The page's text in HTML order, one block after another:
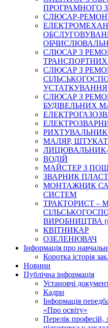
ПРОГРАМНОГО
СЛЮСАР-
СЛЮСАР З
ТРАНСПОРТНИХ
СЛЮСАР З
УСТАТКУВАННЯ
СЛЮСАР З
БУДІВЕЛЬНИХ
РИХТУВАЛЬНИК
МАЛЯР,
ВОДІЙ
МАЙСТЕР З
ЗВАРНИК
МОНТАЖНИК
СИСТЕМ
ТРАКТОРИСТ –
ВИРОБНИЦТВА
КВІТНИКАР
ОЗЕЛЕНЮВАЧ
Інформація про
Коротка історія
Новини
Публічна інформація
Установчі
Кадри
Інформація
«Про освіту»
Перелік професій,